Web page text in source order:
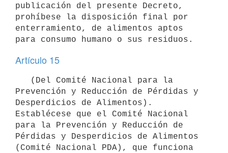
publicación del presente Decreto,
prohíbese la disposición final por
enterramiento, de alimentos aptos
Artículo 15
Prevención y Reducción de Pérdidas y
Desperdicios de Alimentos).
Establécese que el Comité Nacional
para la Prevención y Reducción de
Pérdidas y Desperdicios de Alimentos
(Comité Nacional PDA), que funciona